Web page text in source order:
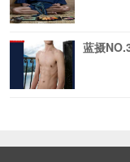
蓝摄